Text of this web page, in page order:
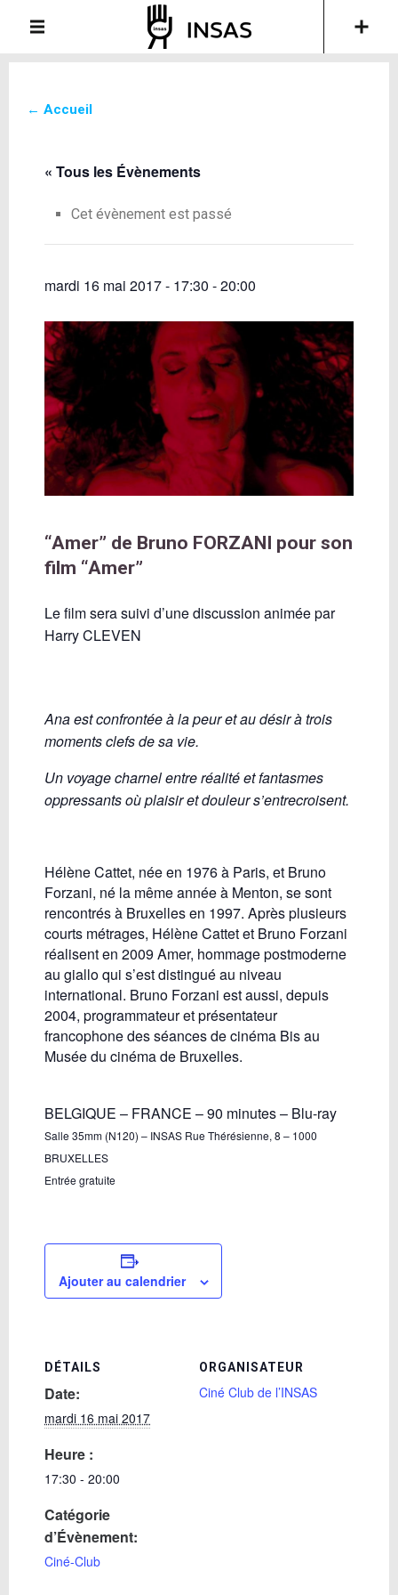
← Accueil
« Tous les Évènements
Cet évènement est passé
mardi 16 mai 2017 - 17:30 -20:00
“Amer” de Bruno FORZANI pour son
film “Amer”
Le film sera suivi d’une discussion animée par
Harry CLEVEN
Ana est confrontée à la peur et au désir à trois
moments clefs de sa vie.
Un voyage charnel entre réalité et fantasmes
oppressants où plaisir et douleur s’entrecroisent.
Hélène Cattet, née en 1976 à Paris, et Bruno
Forzani, né la même année à Menton, se sont
rencontrés à Bruxelles en 1997. Après plusieurs
courts métrages, Hélène Cattet et Bruno Forzani
réalisent en 2009 Amer, hommage postmoderne
au giallo qui s’est distingué au niveau
international. Bruno Forzani est aussi, depuis
2004, programmateur et présentateur
francophone des séances de cinéma Bis au
Musée du cinéma de Bruxelles.
BELGIQUE – FRANCE – 90 minutes – Blu-ray
Salle 35mm (N120) – INSAS Rue Thérésienne, 8 – 1000
BRUXELLES
Entrée gratuite
Ajouter au calendrier
DÉTAILS
Date:
mardi 16 mai 2017
Heure :
17:30 - 20:00
Catégorie
d’Évènement:
Ciné-Club
ORGANISATEUR
Ciné Club de l’INSAS